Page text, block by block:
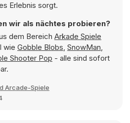
Erlebnis sorgt.
wir als nächtes probieren?
dem Bereich Arkade Spiele
wie Gobble Blobs, SnowMan,
Shooter Pop - alle sind sofort
Arcade-Spiele